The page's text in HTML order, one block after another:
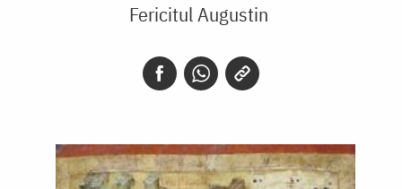
Fericitul Augustin